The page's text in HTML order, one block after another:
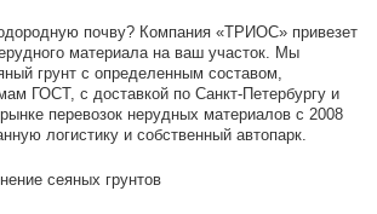
почву? Компания «ТРИОС» привезет
материала на ваш участок. Мы
грунт с определенным составом,
ГОСТ, с доставкой по Санкт-Петербургу и
перевозок нерудных материалов с 2008
логистику и собственный автопарк.
сеяных грунтов